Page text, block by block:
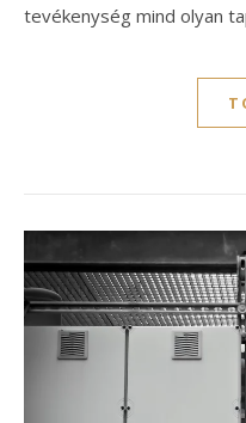
tevékenység mind olyan